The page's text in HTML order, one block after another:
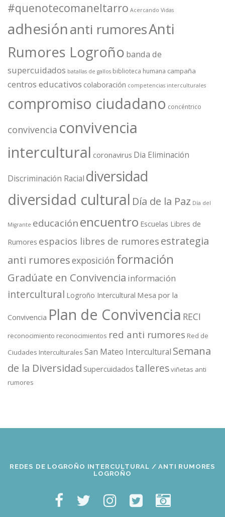
#quenotecomaneltarro Acercando Vidas
adhesiónanti rumoresAnti
Rumores Logroño banda de
supercuidados batallas de gallos biblioteca humana campaña
centros educativos colaboración competencias interculturales
compromiso ciudadano concéntrico
convivencia convivencia
intercultural coronavirus Dia Eliminación
Discriminación Racial diversidad
diversidad cultural Día de la Paz Día del
Migrante educaciónencuentro Escuelas Libres de
Rumores espacios libres de rumores estrategia
anti rumoresexposición formación
Gradúate en Convivencia información
intercultural Logroño Intercultural Mesa por la
Convivencia Plan de Convivencia RECI
reconocimiento reconocimientos red anti rumores Red de
Ciudades Interculturales San Mateo Intercultural Semana
de la Diversidad Supercuidados talleresviñetas anti
rumores
REDES DE LOGROÑO INTERCULTURAL / ANTI RUMORES
LOGROÑO